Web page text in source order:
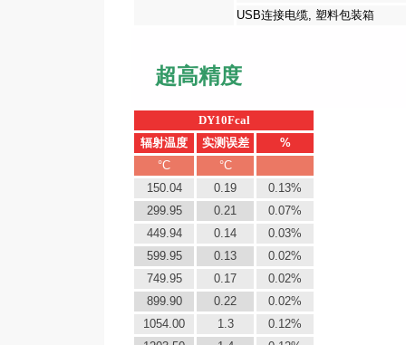
USB连接电缆, 塑料包装箱
超高精度
DY10Fcal
辐射温度
实测误差
%
°C
°C
150.04
0.19
0.13%
299.95
0.21
0.07%
449.94
0.14
0.03%
599.95
0.13
0.02%
749.95
0.17
0.02%
899.90
0.22
0.02%
1054.00
1.3
0.12%